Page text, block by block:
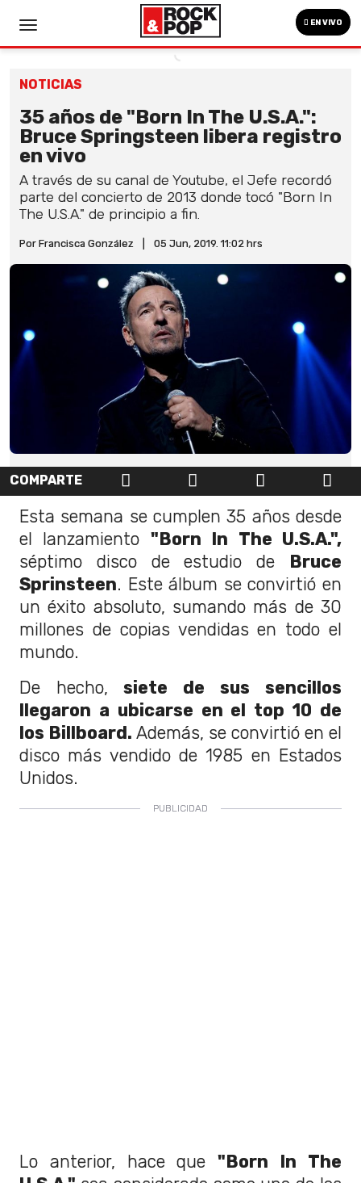
EN VIVO
NOTICIAS
35 años de "Born In The U.S.A.":
Bruce Springsteen libera registro
en vivo
A través de su canal de Youtube, el Jefe recordó
parte del concierto de 2013 donde tocó "Born In
The U.S.A." de principio a fin.
Por Francisca González 05 Jun, 2019. 11:02 hrs
COMPARTE
Esta semana se cumplen 35 años desde
el lanzamiento "Born In The U.S.A.",
séptimo disco de estudio de Bruce
Sprinsteen. Este álbum se convirtió en
un éxito absoluto, sumando más de 30
millones de copias vendidas en todo el
mundo.
De hecho, siete de sus sencillos
llegaron a ubicarse en el top 10 de
los Billboard. Además, se convirtió en el
disco más vendido de 1985 en Estados
Unidos.
Lo anterior, hace que"Born In The